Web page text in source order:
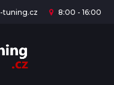
tuning.cz 8:00 - 16:00